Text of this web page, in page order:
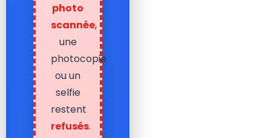
photo
scannée,
une
photocopie
ou un
selfie
restent
refusés.